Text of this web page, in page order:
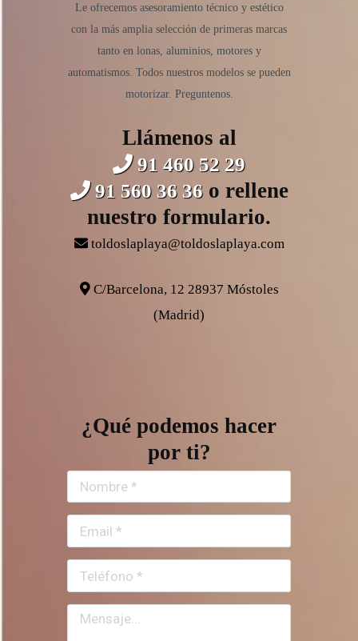
Le ofrecemos asesoramiento técnico y estético
con la más amplia selección de primeras marcas
tanto en lonas, aluminios, motores y
automatismos. Todos nuestros modelos se pueden
motorizar. Preguntenos.
Llámenos al
91 460 52 29
91 560 36 36o rellene
nuestro formulario.
toldoslaplaya@toldoslaplaya.com
C/Barcelona, 12 28937 Móstoles
(Madrid)
¿Qué podemos hacer
por ti?